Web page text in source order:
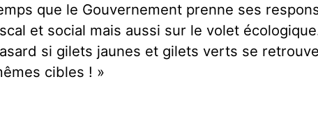
que le Gouvernement prenne ses
et social mais aussi sur le volet
si gilets jaunes et gilets verts se
cibles ! »